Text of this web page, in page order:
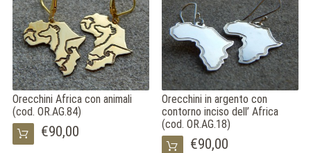
SELEZIONA LA LINGUA
ENG
FRA
Orecchini Africa con animali
(cod. OR.AG.84)
€90,00
Orecchini in argento con
contorno inciso dell’ Africa
(cod. OR.AG.18)
€90,00